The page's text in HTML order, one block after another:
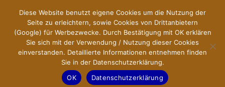
springen
X-Sites.de
–
Hilfsportal
Diese Website benutzt eigene Cookies um die Nutzung der
Seite zu erleichtern, sowie Cookies von Drittanbietern
(Google) für Werbezwecke. Durch Bestätigung mit OK erklären
Sie sich mit der Verwendung / Nutzung dieser Cookies
einverstanden. Detaillierte Informationen entnehmen finden
Sie in der Datenschutzerklärung.
OK
Datenschutzerklärung